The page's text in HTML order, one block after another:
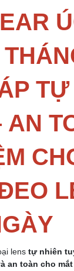
TỰ
AN
lens tự nhiên
an toàn cho